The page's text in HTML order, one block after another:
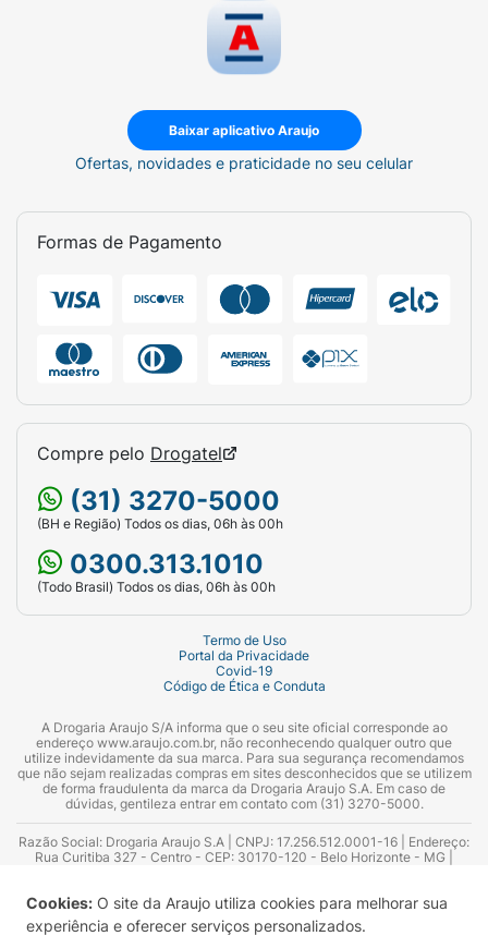
Cookies: O site da Araujo utiliza cookies para melhorar sua
experiência e oferecer serviços personalizados.
Baixar aplicativo Araujo
Ofertas, novidades e praticidade no seu celular
Formas de Pagamento
Compre pelo Drogatel
(31) 3270-5000
(BH e Região) Todos os dias, 06h às 00h
0300.313.1010
(Todo Brasil) Todos os dias, 06h às 00h
Termo de Uso
Portal da Privacidade
Covid-19
Código de Ética e Conduta
A Drogaria Araujo S/A informa que o seu site oficial corresponde ao
endereço www.araujo.com.br, não reconhecendo qualquer outro que
utilize indevidamente da sua marca. Para sua segurança recomendamos
que não sejam realizadas compras em sites desconhecidos que se utilizem
de forma fraudulenta da marca da Drogaria Araujo S.A. Em caso de
dúvidas, gentileza entrar em contato com (31) 3270-5000.
Razão Social: Drogaria Araujo S.A | CNPJ: 17.256.512.0001-16 | Endereço:
Rua Curitiba 327 - Centro - CEP: 30170-120 - Belo Horizonte - MG |
Azevedo Guimarães – CRF 10.965 | Yasmin Silva Alvarenga – CRF 52.584 -
Consultor substituto: Thiago Aguiar Pinheiro - CRF Nº 13.748. Alvará